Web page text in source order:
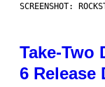
SCREENSHOT:
Take-Two
6